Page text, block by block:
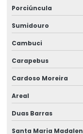
Etiquetas Para
Etiquetas Para
Etiquetas Para
Etiquetas Para
Etiquetas Para
Etiquetas Para Uso
Porciúncula
Sumidouro
Cambuci
Carapebus
Cardoso Moreira
Areal
Duas Barras
Santa Maria